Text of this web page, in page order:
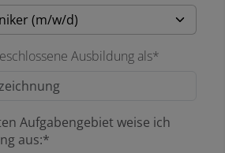
Ausbildung als*
Aufgabengebiet weise ich
aus:*